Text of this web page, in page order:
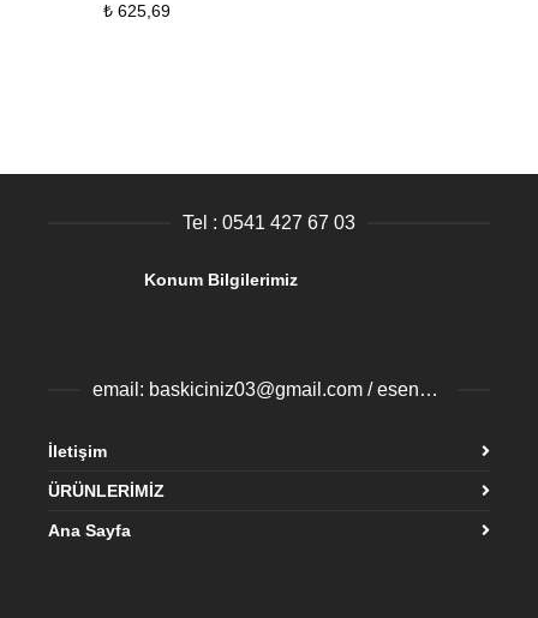
₺625,69
Tel : 0541 427 67 03
Konum Bilgilerimiz
email: baskiciniz03@gmail.com / esenyurtbaski@gmail.com
İletişim
ÜRÜNLERİMİZ
Ana Sayfa